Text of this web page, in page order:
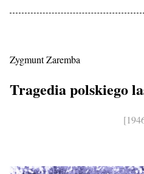
Zygmunt Zaremba
Tragedia polskiego